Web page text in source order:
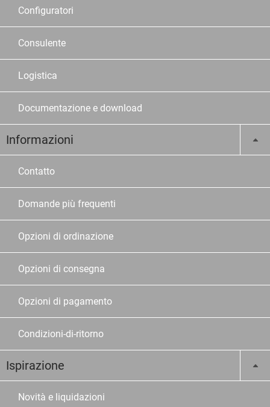
Configuratori
Consulente
Logistica
Documentazione e download
Informazioni
Contatto
Domande più frequenti
Opzioni di ordinazione
Opzioni di consegna
Opzioni di pagamento
Condizioni-di-ritorno
Ispirazione
Novità e liquidazioni